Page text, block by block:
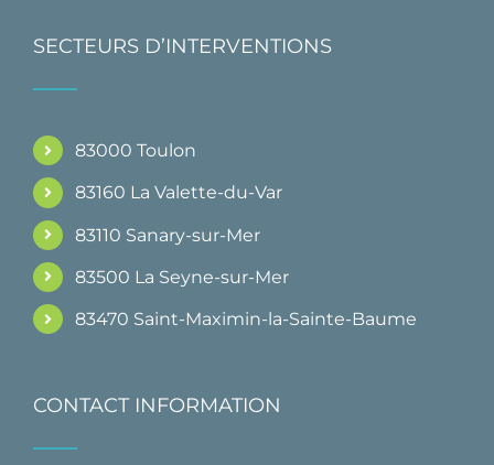
SECTEURS D’INTERVENTIONS
83000 Toulon
83160 La Valette-du-Var
83110 Sanary-sur-Mer
83500 La Seyne-sur-Mer
83470 Saint-Maximin-la-Sainte-Baume
CONTACT INFORMATION